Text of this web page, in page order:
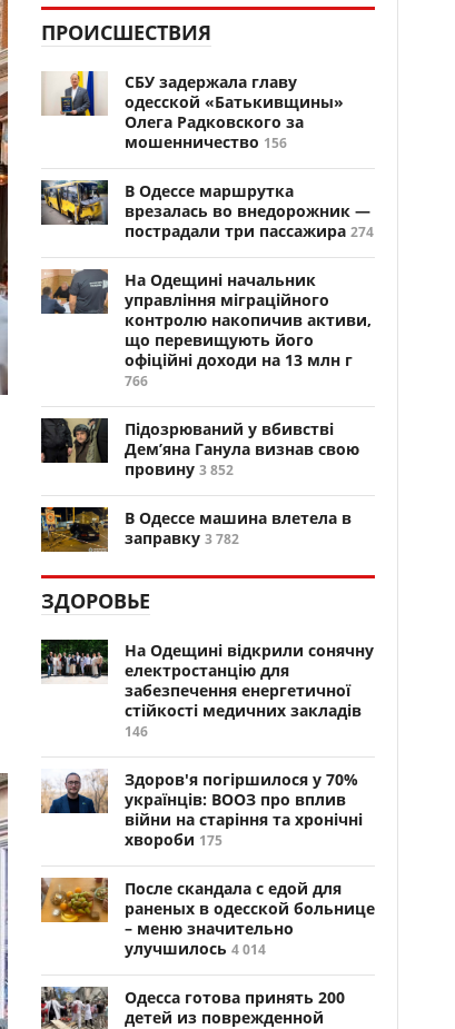
ПРОИСШЕСТВИЯ
СБУ задержала главу
одесской «Батькивщины»
Олега Радковского за
мошенничество 156
В Одессе маршрутка
врезалась во внедорожник —
пострадали три пассажира 274
На Одещині начальник
управління міграційного
контролю накопичив активи,
що перевищують його
офіційні доходи на 13 млн г
766
Підозрюваний у вбивстві
Дем’яна Ганула визнав свою
провину 3 852
В Одессе машина влетела в
заправку 3 782
ЗДОРОВЬЕ
На Одещині відкрили сонячну
електростанцію для
забезпечення енергетичної
стійкості медичних закладів
146
Здоров'я погіршилося у 70%
українців: ВООЗ про вплив
війни на старіння та хронічні
хвороби 175
После скандала с едой для
раненых в одесской больнице
– меню значительно
улучшилось 4 014
Одесса готова принять 200
детей из поврежденной